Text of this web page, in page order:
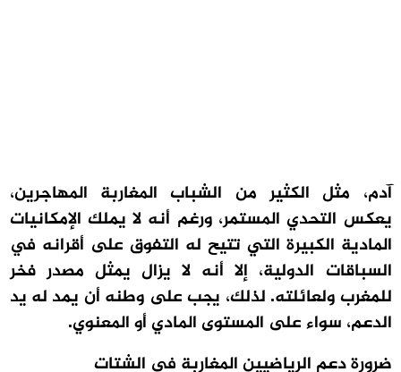
آدم، مثل الكثير من الشباب المغاربة المهاجرين،
يعكس التحدي المستمر، ورغم أنه لا يملك الإمكانيات
المادية الكبيرة التي تتيح له التفوق على أقرانه في
السباقات الدولية، إلا أنه لا يزال يمثل مصدر فخر
للمغرب ولعائلته. لذلك، يجب على وطنه أن يمد له يد
الدعم، سواء على المستوى المادي أو المعنوي.
ضرورة دعم الرياضيين المغاربة في الشتات